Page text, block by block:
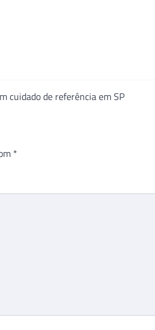
cuidado de referência em SP
*